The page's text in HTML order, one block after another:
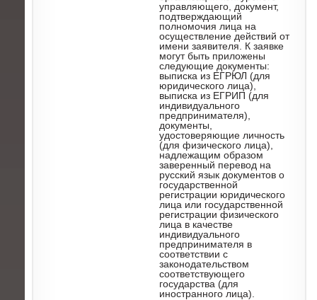
управляющего, документ,
подтверждающий
полномочия лица на
осуществление действий от
имени заявителя. К заявке
могут быть приложены
следующие документы:
выписка из ЕГРЮЛ (для
юридического лица),
выписка из ЕГРИП (для
индивидуального
предпринимателя),
документы,
удостоверяющие личность
(для физического лица),
надлежащим образом
заверенный перевод на
русский язык документов о
государственной
регистрации юридического
лица или государственной
регистрации физического
лица в качестве
индивидуального
предпринимателя в
соответствии с
законодательством
соответствующего
государства (для
иностранного лица).